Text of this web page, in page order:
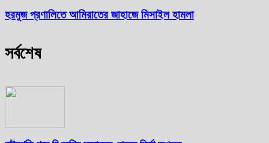
হরমুজ প্রণালিতে আমিরাতের জাহাজে মিসাইল হামলা
সর্বশেষ